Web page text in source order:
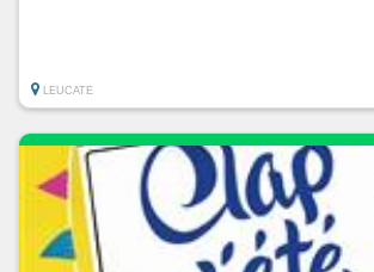
LEUCATE